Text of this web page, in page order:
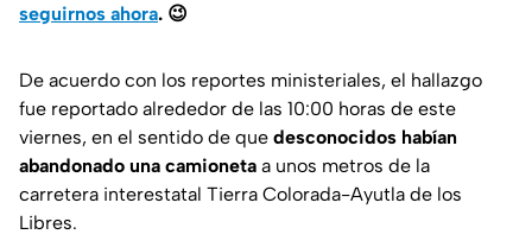
seguirnos ahora. 😉
De acuerdo con los reportes ministeriales, el hallazgo
fue reportado alrededor de las 10:00 horas de este
viernes, en el sentido de que desconocidos habían
abandonado una camioneta a unos metros de la
carretera interestatal Tierra Colorada-Ayutla de los
Libres.